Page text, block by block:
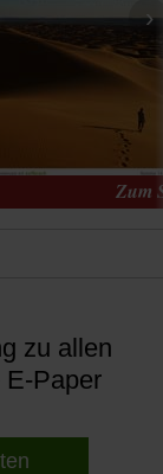
›
zu allen
E-Paper